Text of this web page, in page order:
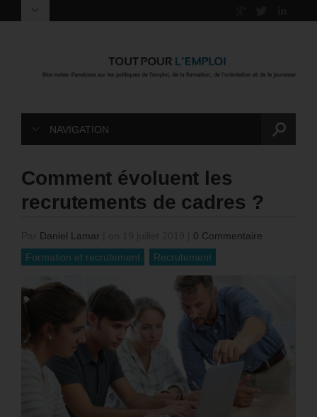
NAVIGATION
Comment évoluent les
recrutements de cadres ?
Daniel Lamar
0 Commentaire
Formation et recrutement
Recrutement